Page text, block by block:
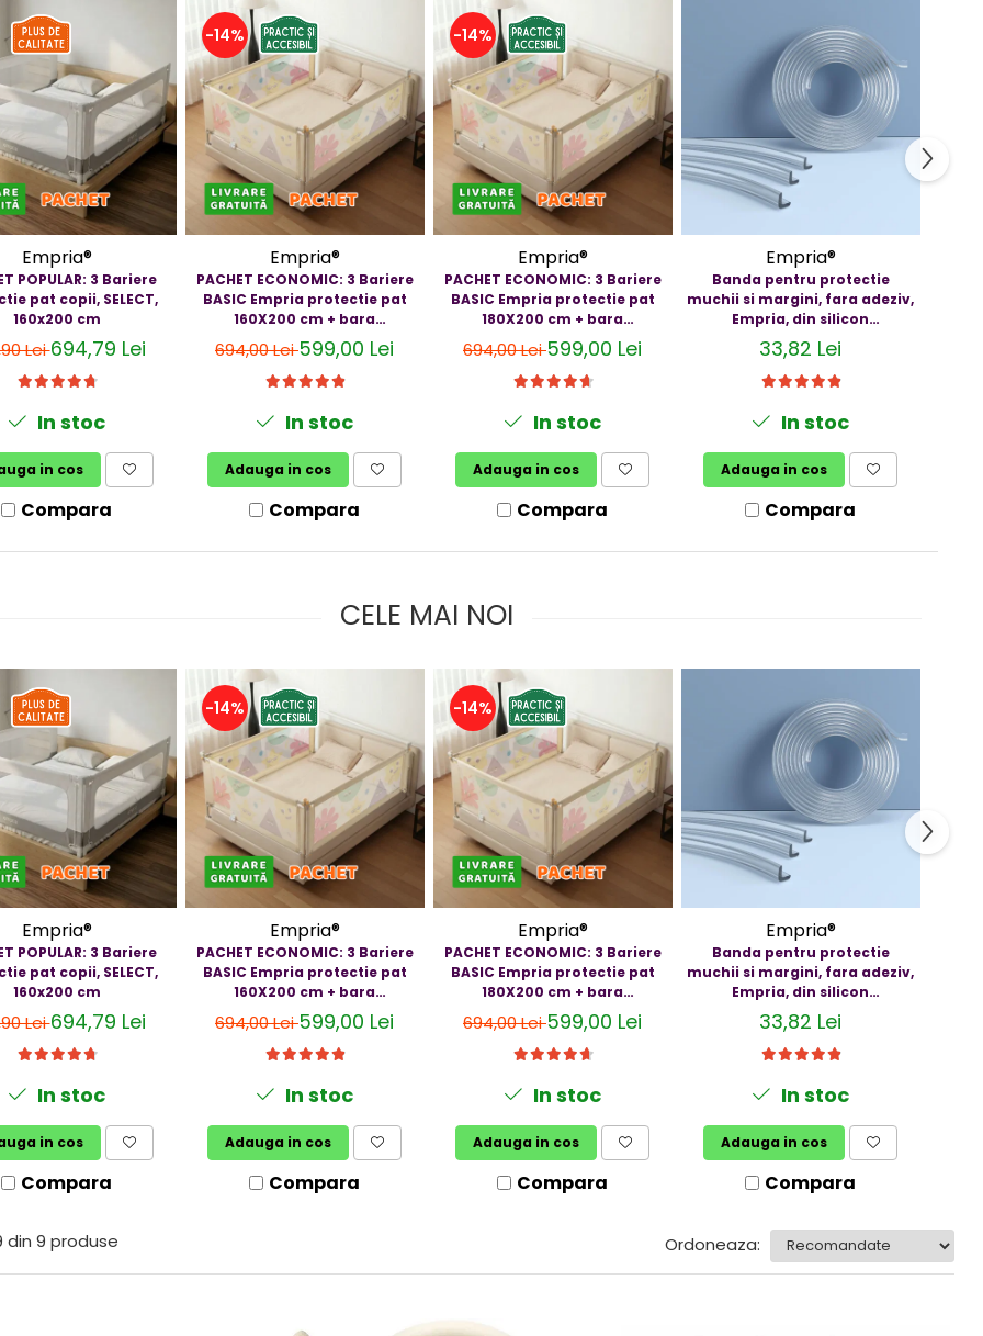
Empria®
POPULAR: 3 Bariere
pat copii, SELECT,
160x200 cm
Lei694,79 Lei
In stoc
in cos
Compara
-14%
Empria®
PACHET ECONOMIC: 3 Bariere
BASIC Empria protectie pat
160X200 cm + bara
stabilizatoare
694,00 Lei599,00 Lei
In stoc
Adauga in cos
Compara
-14%
Empria®
PACHET ECONOMIC: 3 Bariere
BASIC Empria protectie pat
180X200 cm + bara
stabilizatoare
694,00 Lei599,00 Lei
In stoc
Adauga in cos
Compara
Empria®
Banda pentru protectie
muchii si margini, fara adeziv,
Empria, din silicon
transparent, 1.2x0.5x200 cm
33,82 Lei
In stoc
Adauga in cos
Compara
CELE MAI NOI
Empria®
POPULAR: 3 Bariere
pat copii, SELECT,
160x200 cm
Lei694,79 Lei
In stoc
in cos
Compara
-14%
Empria®
PACHET ECONOMIC: 3 Bariere
BASIC Empria protectie pat
160X200 cm + bara
stabilizatoare
694,00 Lei599,00 Lei
In stoc
Adauga in cos
Compara
-14%
Empria®
PACHET ECONOMIC: 3 Bariere
BASIC Empria protectie pat
180X200 cm + bara
stabilizatoare
694,00 Lei599,00 Lei
In stoc
Adauga in cos
Compara
Empria®
Banda pentru protectie
muchii si margini, fara adeziv,
Empria, din silicon
transparent, 1.2x0.5x200 cm
33,82 Lei
In stoc
Adauga in cos
Compara
din 9 produse Ordoneaza: